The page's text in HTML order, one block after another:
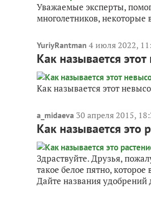
Уважаемые эксперты,
многолетников,
YuriyRantman 4 июля 2022,
Как называется
Как называется этот
a_midaeva 30 апреля 2015,
Как называется это
Здраствуйте. Друзья,
такое белое пятно,
Дайте названия удобрений